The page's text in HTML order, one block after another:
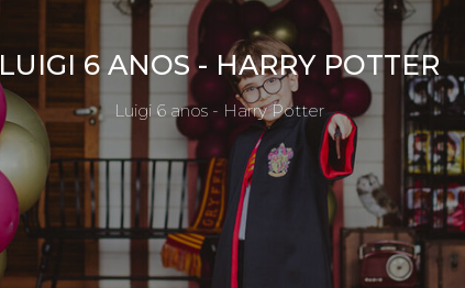
LUIGI 6 ANOS - HARRY POTTER
Luigi 6 anos - Harry Potter